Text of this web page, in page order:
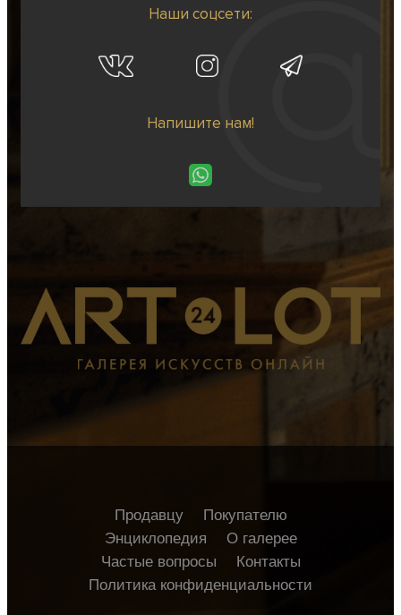
Наши соцсети:
Напишите нам!
Продавцу
Покупателю
Энциклопедия
О галерее
Частые вопросы
Контакты
Политика конфиденциальности